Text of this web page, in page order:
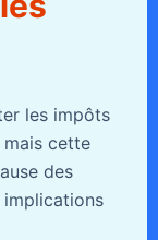
les impôts
cette
des
implications